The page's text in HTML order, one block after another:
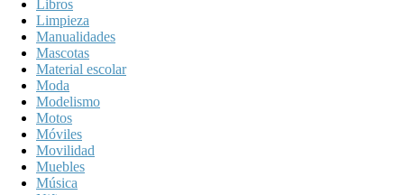
Libros
Limpieza
Manualidades
Mascotas
Material escolar
Moda
Modelismo
Motos
Móviles
Movilidad
Muebles
Música